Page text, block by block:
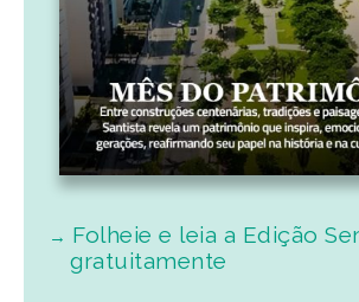
Folheie e leia a Edição
gratuitamente